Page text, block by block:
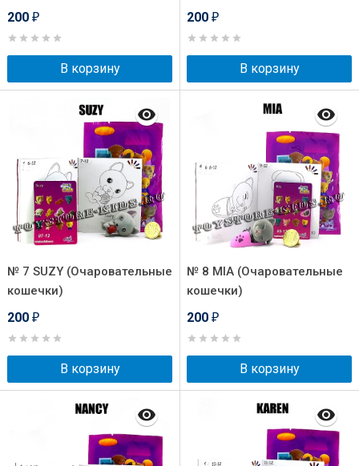
200 ₽
В корзину
200 ₽
В корзину
№ 7 SUZY (Очаровательные
кошечки)
200 ₽
В корзину
№ 8 MIA (Очаровательные
кошечки)
200 ₽
В корзину